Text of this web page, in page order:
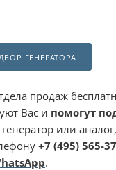
ГЕНЕРАТОРА
продаж
Вас и помогут
или
+7 (495) 565-
.